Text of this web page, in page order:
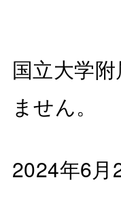
国立大学
ません。
2024年6月